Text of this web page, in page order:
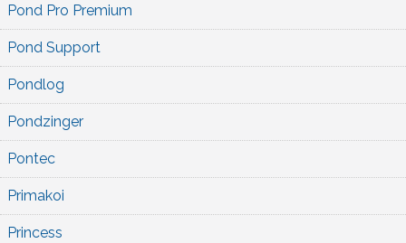
Pond Pro Premium
Pond Support
Pondlog
Pondzinger
Pontec
Primakoi
Princess